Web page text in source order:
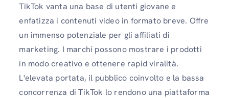
TikTok vanta una base di utenti giovane e
enfatizza i contenuti video in formato breve. Offre
un immenso potenziale per gli affiliati di
marketing. I marchi possono mostrare i prodotti
in modo creativo e ottenere rapid viralità.
L'elevata portata, il pubblico coinvolto e la bassa
concorrenza di TikTok lo rendono una piattaforma